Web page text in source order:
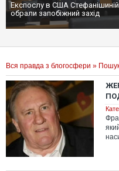
Експослу в США Стефанішиній
обрали запобіжний захід
Вся правда з блогосфери »